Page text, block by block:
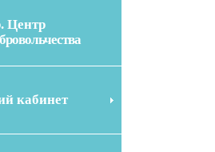
Центр
кабинет